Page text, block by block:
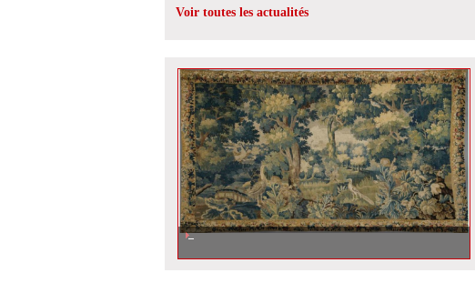
Voir toutes les actualités